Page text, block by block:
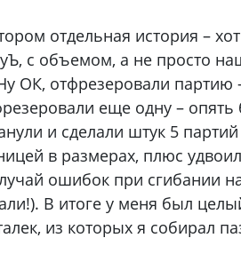
отдельная история –
с объемом, а не просто
ОК, отфрезеровали
еще одну –
и сделали штук 5
в размерах, плюс
ошибок при сгибании
В итоге у меня был
из которых я собирал